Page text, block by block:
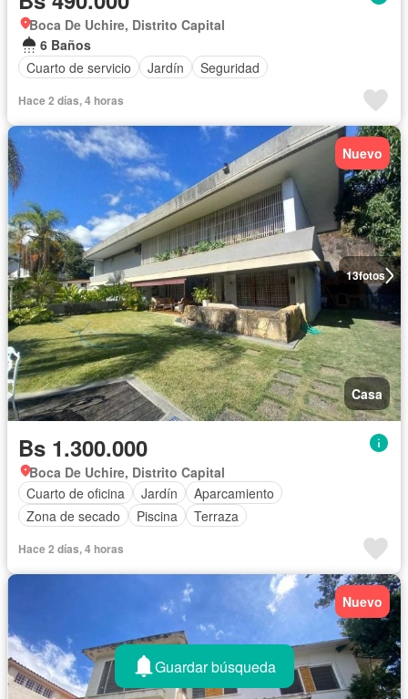
Boca De Uchire, Distrito Capital
6 Baños
Cuarto de servicio
Jardín Seguridad
Hace 2 días, 4 horas
13fotos
Nuevo
Casa
Bs 1.300.000
Boca De Uchire, Distrito Capital
Cuarto de oficina
Jardín
Aparcamiento
Zona de secado
Piscina Terraza
Hace 2 días, 4 horas
Nuevo
Guardar búsqueda